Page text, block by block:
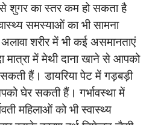
से शुगर का स्तर कम हो सकता है
समस्याओं का भी सामना
शरीर में भी कई असमानताएं
मात्रा में मेथी दाना खाने से आपको
हैं। डायरिया पेट में गड़बड़ी
घेर सकती हैं। गर्भावस्था में
महिलाओं को भी स्वास्थ्य